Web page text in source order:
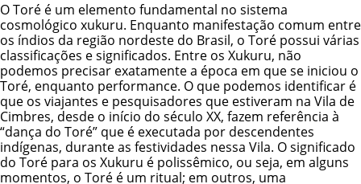
O Toré é um elemento fundamental no sistema
cosmológico xukuru. Enquanto manifestação comum entre
os índios da região nordeste do Brasil, o Toré possui várias
classificações e significados. Entre os Xukuru, não
podemos precisar exatamente a época em que se iniciou o
Toré, enquanto performance. O que podemos identificar é
que os viajantes e pesquisadores que estiveram na Vila de
Cimbres, desde o início do século XX, fazem referência à
“dança do Toré” que é executada por descendentes
indígenas, durante as festividades nessa Vila. O significado
do Toré para os Xukuru é polissêmico, ou seja, em alguns
momentos, o Toré é um ritual; em outros, uma